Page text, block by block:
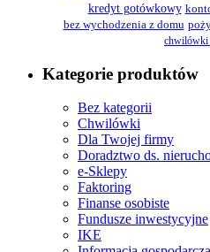
kredyt gotówkowy
bez wychodzenia z domu
chwilówki
Kategorie produktów
Bez kategorii
Chwilówki
Dla Twojej firmy
Doradztwo ds.
e-Sklepy
Faktoring
Finanse osobiste
Fundusze inwestycyjne
IKE